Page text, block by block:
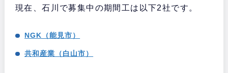
現在、石川で募集中の期間工は以下2社です。
NGK（能見市）
共和産業（白山市）